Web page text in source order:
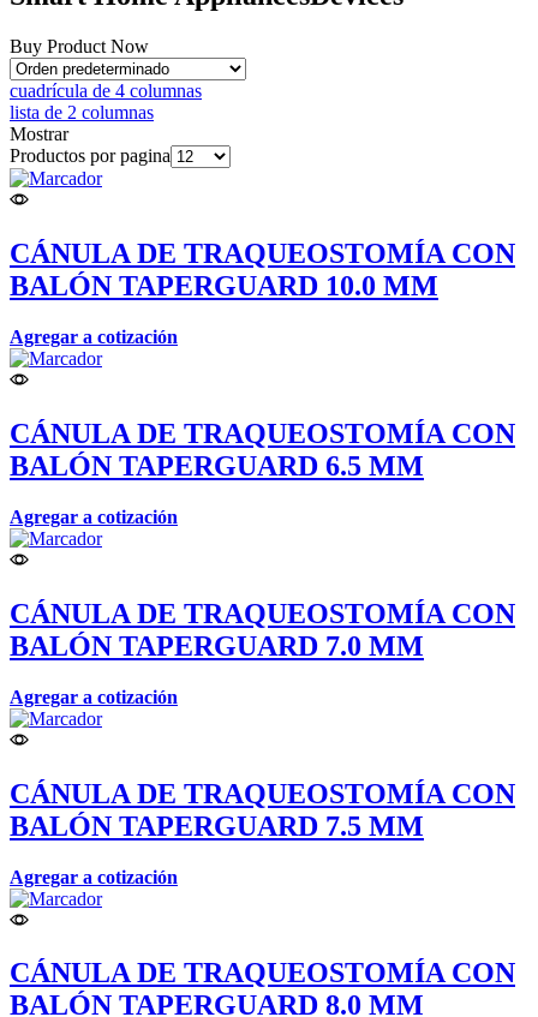
Buy Product Now
cuadrícula de 4 columnas
lista de 2 columnas
Mostrar
Productos por pagina
CÁNULA DE TRAQUEOSTOMÍA CON
BALÓN TAPERGUARD 10.0 MM
Agregar a cotización
CÁNULA DE TRAQUEOSTOMÍA CON
BALÓN TAPERGUARD 6.5 MM
Agregar a cotización
CÁNULA DE TRAQUEOSTOMÍA CON
BALÓN TAPERGUARD 7.0 MM
Agregar a cotización
CÁNULA DE TRAQUEOSTOMÍA CON
BALÓN TAPERGUARD 7.5 MM
Agregar a cotización
CÁNULA DE TRAQUEOSTOMÍA CON
BALÓN TAPERGUARD 8.0 MM